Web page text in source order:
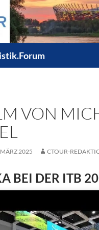
VON
2025 CTOUR-
BEI DER ITB